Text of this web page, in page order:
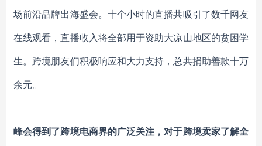
场前沿品牌出海盛会。十个小时的直播共吸引了数千网友
在线观看，直播收入将全部用于资助大凉山地区的贫困学
生。跨境朋友们积极响应和大力支持，总共捐助善款十万
余元。
峰会得到了跨境电商界的广泛关注，对于跨境卖家了解全